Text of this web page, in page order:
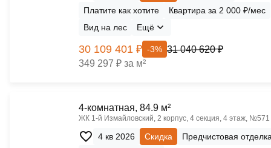
Платите как хотите
Квартира за 2 000 ₽/мес
Вид на лес
Ещё
30 109 401 ₽ -3% 31 040 620 ₽
349 297 ₽ за м²
4-комнатная, 84.9 м²
ЖК 1‑й Измайловский, 2 корпус, 4 секция, 4 этаж, №571
4 кв 2026 Скидка
Предчистовая